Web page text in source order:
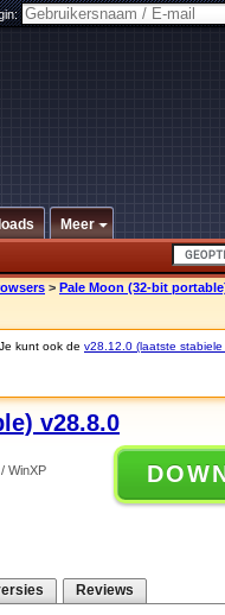
Meer
> Pale Moon (32-bit
kunt ook de v28.12.0 (laatste stabiele
v28.8.0
WinXP
Reviews